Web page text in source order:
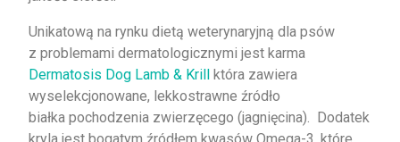
Unikatową na rynku dietą weterynaryjną dla psów
z problemami dermatologicznymi jest karma
Dermatosis Dog Lamb & Krill która zawiera
wyselekcjonowane, lekkostrawne źródło
białka pochodzenia zwierzęcego (jagnięcina).
Dodatek